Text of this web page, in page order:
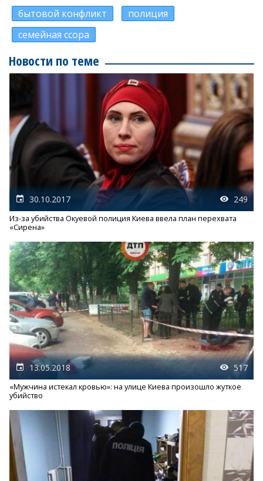
бытовой конфликт
полиция
семейная ссора
Новости по теме
30.10.2017 249
Из-за убийства Окуевой полиция Киева ввела план перехвата
«Сирена»
13.05.2018 517
«Мужчина истекал кровью»: на улице Киева произошло жуткое
убийство